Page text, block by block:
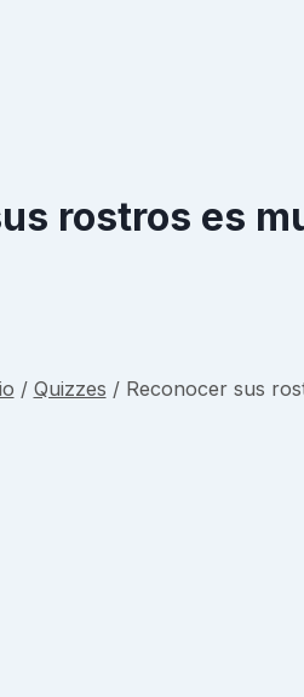
rostros es
/ Quizzes / Reconocer sus